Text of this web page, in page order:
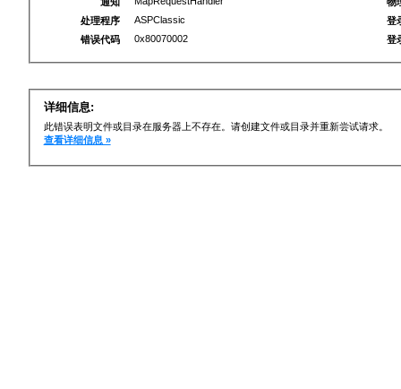
处理程序
ASPClassic
错误代码
0x80070002
登
登
详细信息:
此错误表明文件或目录在服务器上不存在。请创建文件或目录并重新尝试请求。
查看详细信息 »